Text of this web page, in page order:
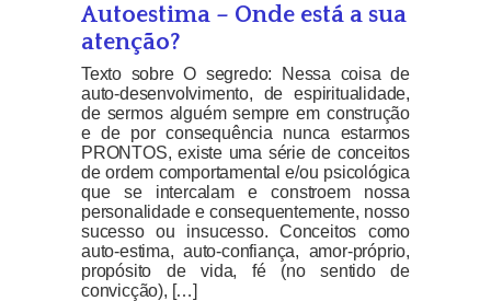
Autoestima – Onde está a sua
atenção?
Texto sobre O segredo: Nessa coisa de
auto-desenvolvimento, de espiritualidade,
de sermos alguém sempre em construção
e de por consequência nunca estarmos
PRONTOS, existe uma série de conceitos
de ordem comportamental e/ou psicológica
que se intercalam e constroem nossa
personalidade e consequentemente, nosso
sucesso ou insucesso. Conceitos como
auto-estima, auto-confiança, amor-próprio,
propósito de vida, fé (no sentido de
convicção), […]